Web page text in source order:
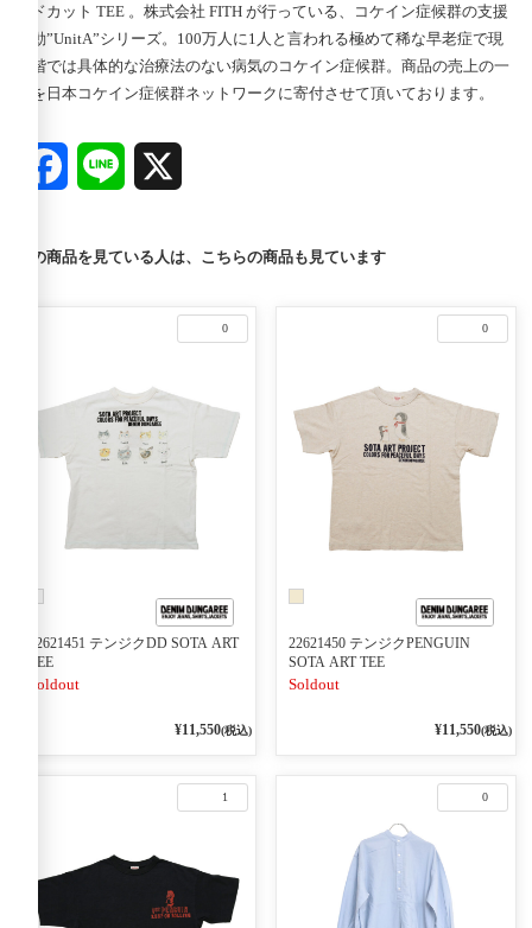
ンドカット TEE 。株式会社 FITH が行っている、コケイン症候群の支援
活動”UnitA”シリーズ。100万人に1人と言われる極めて稀な早老症で現
段階では具体的な治療法のない病気のコケイン症候群。商品の売上の一
部を日本コケイン症候群ネットワークに寄付させて頂いております。
FacebookLine
この商品を見ている人は、こちらの商品も見ています
0
22621451 テンジクDD SOTA ART
TEE
Soldout
¥11,550(税込)
0
22621450 テンジクPENGUIN
SOTA ART TEE
Soldout
¥11,550(税込)
1 0